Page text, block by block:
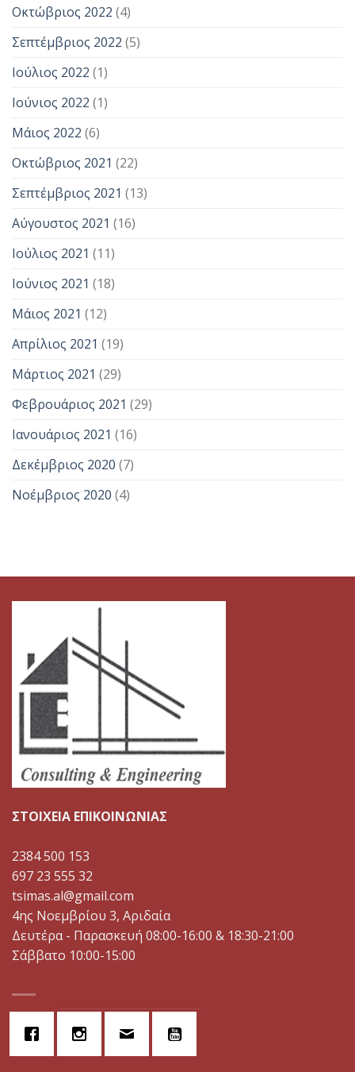
Οκτώβριος 2022 (4)
Σεπτέμβριος 2022 (5)
Ιούλιος 2022 (1)
Ιούνιος 2022 (1)
Μάιος 2022 (6)
Οκτώβριος 2021 (22)
Σεπτέμβριος 2021 (13)
Αύγουστος 2021 (16)
Ιούλιος 2021 (11)
Ιούνιος 2021 (18)
Μάιος 2021 (12)
Απρίλιος 2021 (19)
Μάρτιος 2021 (29)
Φεβρουάριος 2021 (29)
Ιανουάριος 2021 (16)
Δεκέμβριος 2020 (7)
Νοέμβριος 2020 (4)
ΣΤΟΙΧΕΙΑ ΕΠΙΚΟΙΝΩΝΙΑΣ
2384 500 153
697 23 555 32
tsimas.al@gmail.com
4ης Νοεμβρίου 3, Αριδαία
Δευτέρα - Παρασκευή 08:00-16:00 & 18:30-21:00
Σάββατο 10:00-15:00